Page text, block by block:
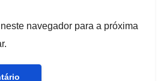
navegador para a próxima